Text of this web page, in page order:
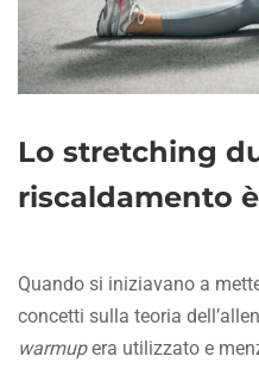
Lo stretching
riscaldamento
Quando si iniziavano a
concetti sulla teoria
warmupera utilizzato e